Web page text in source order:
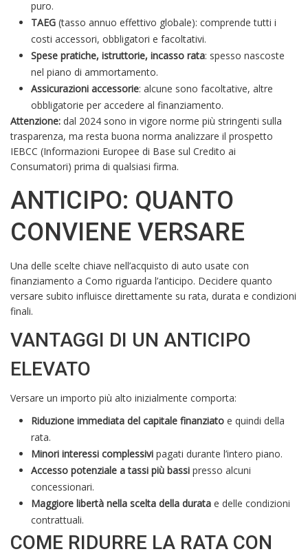
puro.
TAEG (tasso annuo effettivo globale): comprende tutti i
costi accessori, obbligatori e facoltativi.
Spese pratiche, istruttorie, incasso rata: spesso nascoste
nel piano di ammortamento.
Assicurazioni accessorie: alcune sono facoltative, altre
obbligatorie per accedere al finanziamento.
Attenzione: dal 2024 sono in vigore norme più stringenti sulla
trasparenza, ma resta buona norma analizzare il prospetto
IEBCC (Informazioni Europee di Base sul Credito ai
Consumatori) prima di qualsiasi firma.
ANTICIPO: QUANTO
CONVIENE VERSARE
Una delle scelte chiave nell’acquisto di auto usate con
finanziamento a Como riguarda l’anticipo. Decidere quanto
versare subito influisce direttamente su rata, durata e condizioni
finali.
VANTAGGI DI UN ANTICIPO
ELEVATO
Versare un importo più alto inizialmente comporta:
Riduzione immediata del capitale finanziato e quindi della
rata.
Minori interessi complessivi pagati durante l’intero piano.
Accesso potenziale a tassi più bassi presso alcuni
concessionari.
Maggiore libertà nella scelta della durata e delle condizioni
contrattuali.
COME RIDURRE LA RATA CON